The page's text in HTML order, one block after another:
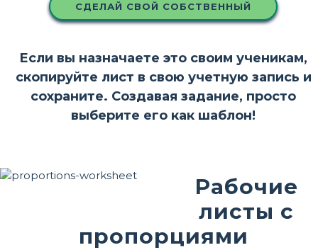
СДЕЛАЙ СВОЙ СОБСТВЕННЫЙ
Если вы назначаете это своим ученикам,
скопируйте лист в свою учетную запись и
сохраните. Создавая задание, просто
выберите его как шаблон!
Рабочие
листы с
пропорциями